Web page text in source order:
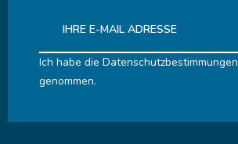
Ich habe die Datenschutzbestimmungen
genommen.